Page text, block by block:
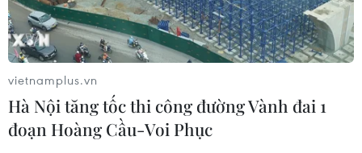
Weeks hôm 19/11 đã được Taliban chuyển giao cho Mỹ
trong vụ trao đổi thành công lấy 3 tù nhân cấp cao của
nhóm phiến quân này.
vietnamplus.vn
Hà Nội tăng tốc thi công đường Vành đai 1
đoạn Hoàng Cầu-Voi Phục